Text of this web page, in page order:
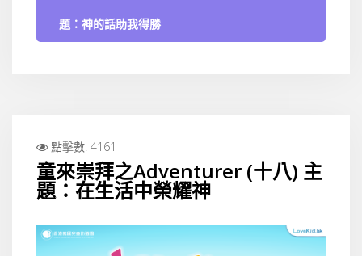
題：神的話助我得勝
點擊數: 4161
童來崇拜之Adventurer (十八) 主
題：在生活中榮耀神